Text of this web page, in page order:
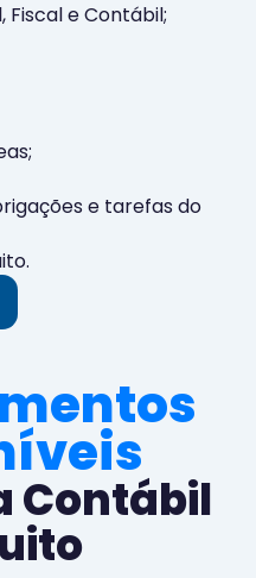
Fiscal e Contábil;
e tarefas do
Contábil